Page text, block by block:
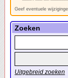
Geef eventuele
Zoeken
Uitgebreid zoeken